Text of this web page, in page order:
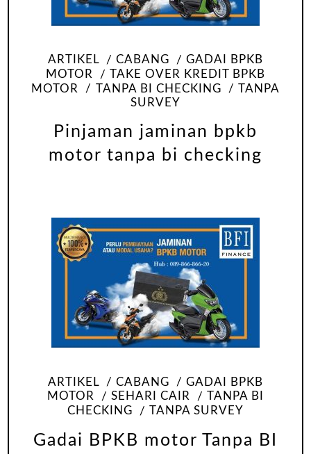
ARTIKEL CABANG
GADAI BPKB
MOTOR
TAKE OVER KREDIT BPKB
MOTOR
TANPA BI CHECKING
TANPA
SURVEY
Pinjaman jaminan bpkb
motor tanpa bi checking
ARTIKEL CABANG
GADAI BPKB
MOTOR
SEHARI CAIR
TANPA BI
CHECKING
TANPA SURVEY
Gadai BPKB motor Tanpa BI